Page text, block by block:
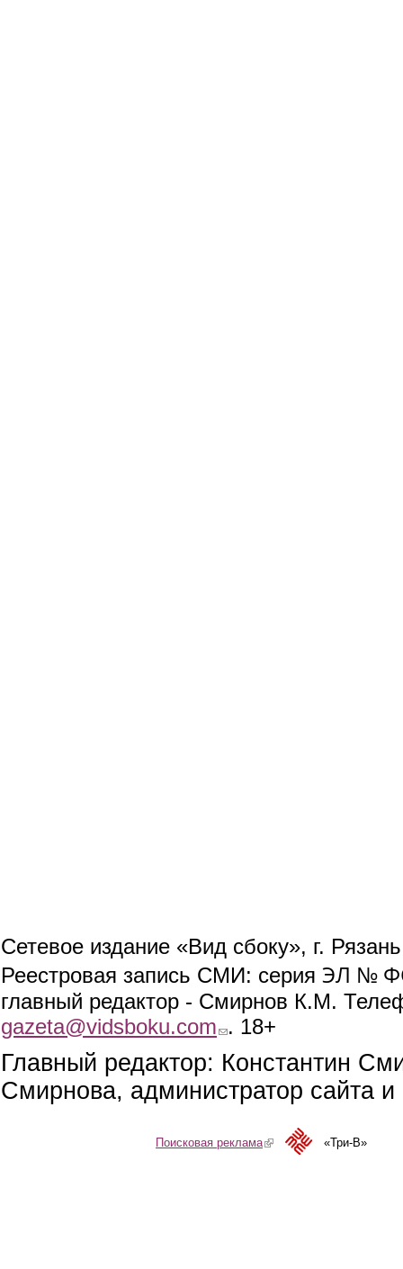
Сетевое издание «Вид сбоку», г.
Реестровая запись СМИ: серия ЭЛ №
главный редактор - Смирнов К.М.
gazeta@vidsboku.com (link sends e-mail)
. 18+
Главный редактор: Константин
Смирнова, администратор сайта
Поисковая реклама(link is external)«Три-В»